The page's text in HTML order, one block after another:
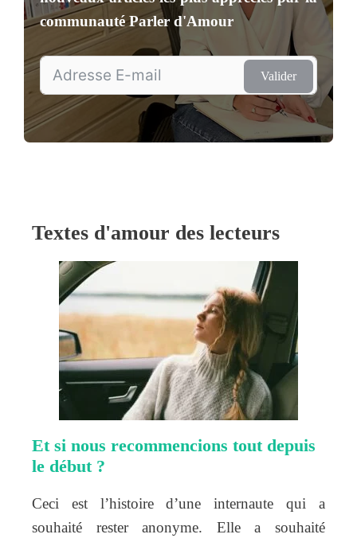
communautéParler d'Amour
Valider
Textes d'amour des lecteurs
Et si nous recommencions tout depuis
le début ?
Ceci est l’histoire d’une internaute qui a
souhaité rester anonyme. Elle a souhaité